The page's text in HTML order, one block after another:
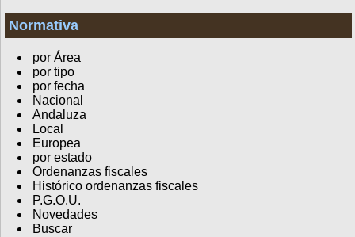
Normativa
por Área
por tipo
por fecha
Nacional
Andaluza
Local
Europea
por estado
Ordenanzas fiscales
Histórico ordenanzas fiscales
P.G.O.U.
Novedades
Buscar